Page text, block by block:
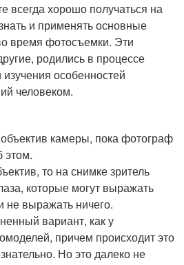
всегда хорошо получаться на
и применять основные
время фотосъемки. Эти
родились в процессе
особенностей
человеком.
камеры, пока фотограф
этом.
то на снимке зритель
которые могут выражать
не выражать ничего.
вариант, как у
причем происходит это
Но это далеко не